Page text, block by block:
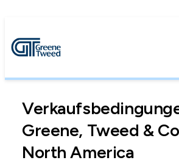
Greene, Tweed &
North America